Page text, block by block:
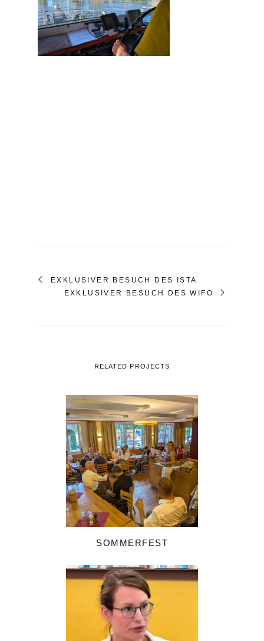
EXKLUSIVER BESUCH DES ISTA
EXKLUSIVER BESUCH DES WIFO
RELATED PROJECTS
SOMMERFEST